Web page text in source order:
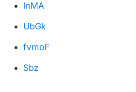
lnMA
UbGk
fvmoF
Sbz